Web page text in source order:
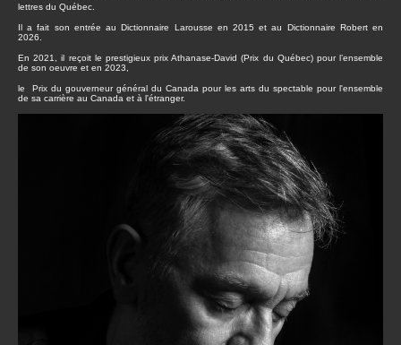
lettres du Québec.
Il a fait son entrée au Dictionnaire Larousse en 2015 et au Dictionnaire Robert en
2026.
En 2021, il reçoit le prestigieux prix Athanase-David (Prix du Québec) pour l’ensemble
de son oeuvre et en 2023,
le Prix du gouverneur général du Canada pour les arts du spectable pour l'ensemble
de sa carrière au Canada et à l'étranger.